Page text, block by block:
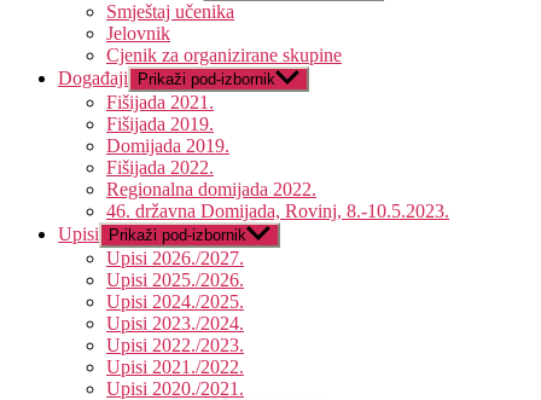
Smještaj učenika
Jelovnik
Cjenik za organizirane skupine
Događaji
Prikaži pod-izbornik
Fišijada 2021.
Fišijada 2019.
Domijada 2019.
Fišijada 2022.
Regionalna domijada 2022.
46. državna Domijada, Rovinj, 8.-10.5.2023.
Upisi
Prikaži pod-izbornik
Upisi 2026./2027.
Upisi 2025./2026.
Upisi 2024./2025.
Upisi 2023./2024.
Upisi 2022./2023.
Upisi 2021./2022.
Upisi 2020./2021.